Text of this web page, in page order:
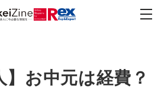
】お中元は経費？